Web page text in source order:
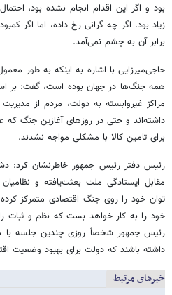
زیاد بود. اگر چه گرانی رخ داده، اما اگر
برابر آن به چشم نمی‌آمد.
حاجی‌میرزایی با اشاره به اینکه به طور
همه جنگ‌ها در جهان بوده است، گفت: بر
مراکز غیروابسته به دولت، مردم از
داشته‌اند و حتی در روزهای آغازین جنگ که
برای تامین کالا با مشکلی مواجه نشدند.
رئیس دفتر رئیس جمهور خاطرنشان کرد:
مقابل ایستادگی ملت بعثت‌یافته و
توان خود را روی جنگ اقتصادی متمرکز
خود را به کار خواهد بست که نظم و ثبات را
رئیس جمهور شخصاً روزی چندین جلسه با
داشته باشند که دولت برای بهبود وضعیت
خبرهای مرتبط